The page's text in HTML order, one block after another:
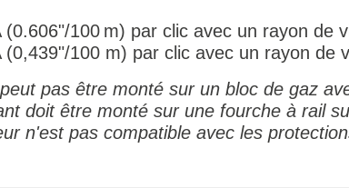
(0.606"/100 m) par clic avec un rayon de
(0,439"/100 m) par clic avec un rayon de
pas être monté sur un bloc de gaz
doit être monté sur une fourche à rail
n'est pas compatible avec les